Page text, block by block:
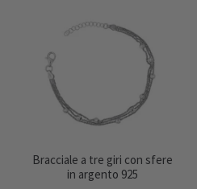
Bracciale a tre giri con sfere
in argento 925